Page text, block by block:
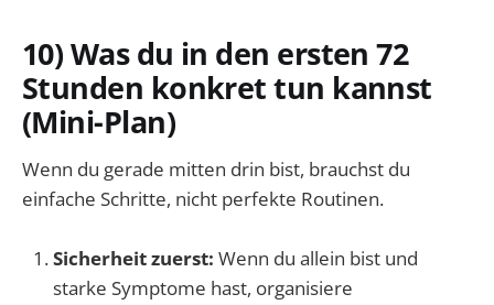
10) Was du in den ersten 72
Stunden konkret tun kannst
(Mini-Plan)
Wenn du gerade mitten drin bist, brauchst du
einfache Schritte, nicht perfekte Routinen.
Sicherheit zuerst: Wenn du allein bist und
starke Symptome hast, organisiere